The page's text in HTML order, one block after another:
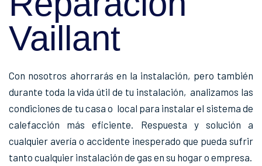
Vaillant
Con nosotros ahorrarás en la instalación, pero también
durante toda la vida útil de tu instalación, analizamos las
condiciones de tu casa o local para instalar el sistema de
calefacción más eficiente. Respuesta y solución a
cualquier avería o accidente inesperado que pueda sufrir
tanto cualquier instalación de gas en su hogar o empresa.